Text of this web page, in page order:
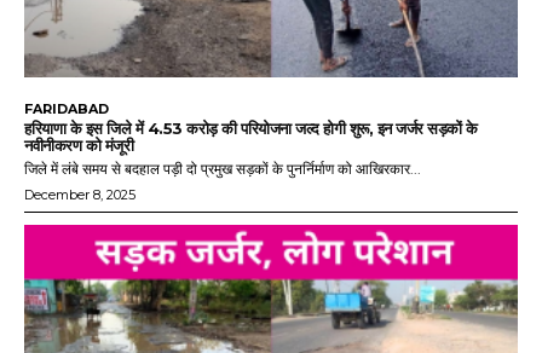
FARIDABAD
हरियाणा के इस जिले में 4.53 करोड़ की परियोजना जल्द होगी शुरू, इन जर्जर सड़कों के
नवीनीकरण को मंजूरी
जिले में लंबे समय से बदहाल पड़ी दो प्रमुख सड़कों के पुनर्निर्माण को आखिरकार...
December 8, 2025